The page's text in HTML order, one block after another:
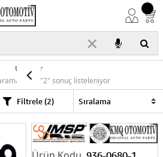
×
Ürünler
için "2" sonuç listeleniyor
Filtrele (2)